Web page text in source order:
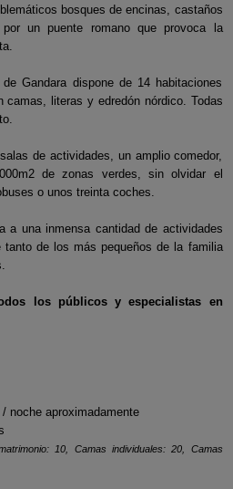
bosques de encinas, castaños
un puente romano que provoca la
Gandara dispone de 14 habitaciones
camas, literas y edredón nórdico. Todas
de actividades, un amplio comedor,
de zonas verdes, sin olvidar el
o unos treinta coches.
a una inmensa cantidad de actividades
tanto de los más pequeños de la familia
los públicos y especialistas en
noche aproximadamente
10, Camas individuales: 20, Camas